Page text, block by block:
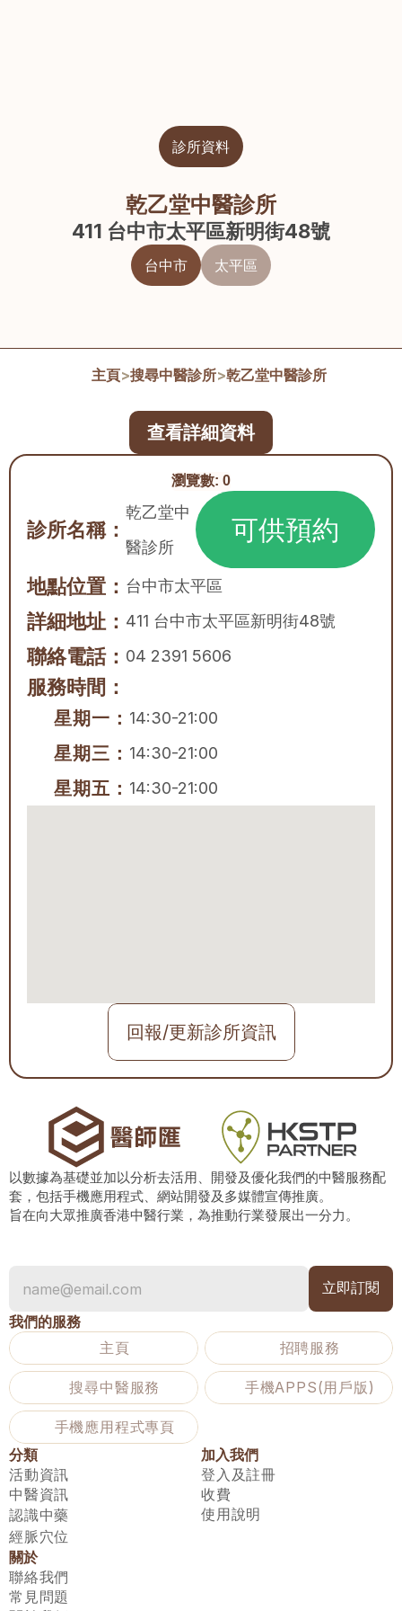
診所資料
乾乙堂中醫診所
411 台中市太平區新明街48號
台中市 太平區
主頁>搜尋中醫診所>乾乙堂中醫診所
瀏覽數: 0
診所名稱：
乾乙堂中
醫診所
可供預約
地點位置： 台中市太平區
詳細地址： 411 台中市太平區新明街48號
聯絡電話： 04 2391 5606
服務時間：
星期一： 14:30-21:00
星期三： 14:30-21:00
星期五： 14:30-21:00
回報/更新診所資訊
查看詳細資料
以數據為基礎並加以分析去活用、開發及優化我們的中醫服務配
套，包括手機應用程式、網站開發及多媒體宣傳推廣。
旨在向大眾推廣香港中醫行業，為推動行業發展出一分力。
我們的服務
主頁
招聘服務
搜尋中醫服務 手機APPS(用戶版)
手機應用程式專頁
分類
活動資訊
中醫資訊
認識中藥
經脈穴位
加入我們
登入及註冊
收費
使用說明
關於
聯絡我們
常見問題